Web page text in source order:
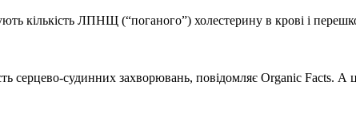
кількість ЛПНЩ (“поганого”) холестерину в крові і
судинних захворювань, повідомляє Organic Facts. А